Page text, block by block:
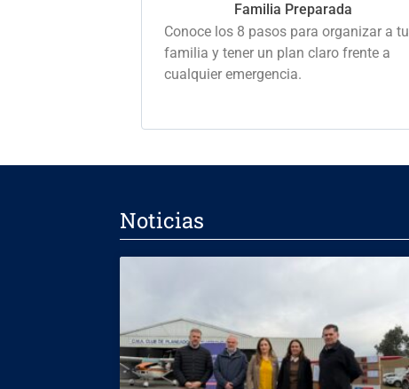
Familia Preparada
Conoce los 8 pasos para organizar a tu
familia y tener un plan claro frente a
cualquier emergencia.
Noticias